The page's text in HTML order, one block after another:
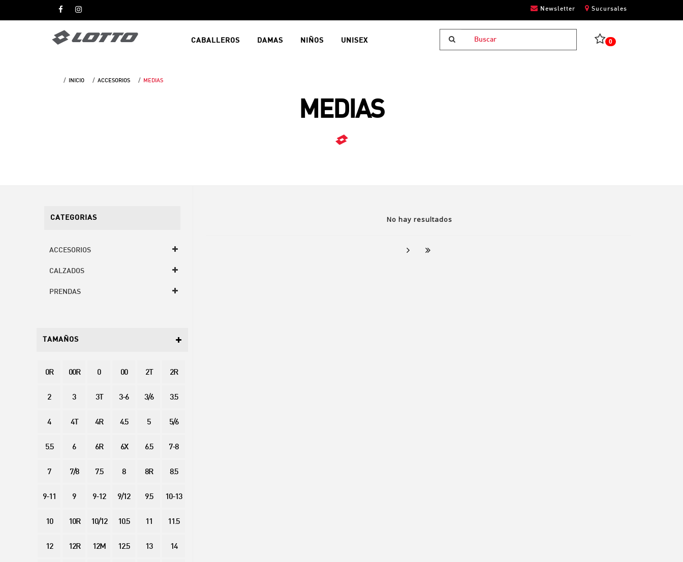
Newsletter Sucursales
0
CABALLEROS DAMAS NIÑOS UNISEX
INICIO ACCESORIOS MEDIAS
MEDIAS
No hay resultados
CATEGORIAS
ACCESORIOS
CALZADOS
PRENDAS
TAMAÑOS
0R 00R 0 00 2T 2R
2 3 3T 3-6 3/6 3.5
4 4T 4R 4.5 5 5/6
5.5 6 6R 6X 6.5 7-8
7 7/8 7.5 8 8R 8.5
9-11 9 9-12 9/12 9.5 10-13
10 10R 10/12 10.5 11 11.5
12 12R 12M 12.5 13 14